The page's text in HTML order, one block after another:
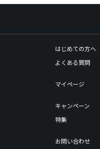
はじめての方へ
よくある質問
マイページ
キャンペーン
特集
お問い合わせ